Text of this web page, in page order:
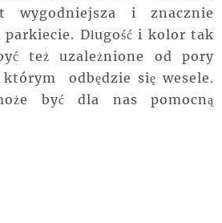
wygodniejsza i znacznie
parkiecie. Długość i kolor tak
też uzależnione od pory
odbędzie się wesele.
być dla nas pomocną